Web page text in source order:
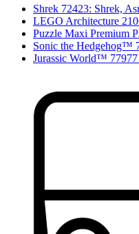
Shrek 72423: Shrek,
LEGO Architecture
Puzzle Maxi Premium
Sonic the Hedgehog™
Jurassic World™ 77977